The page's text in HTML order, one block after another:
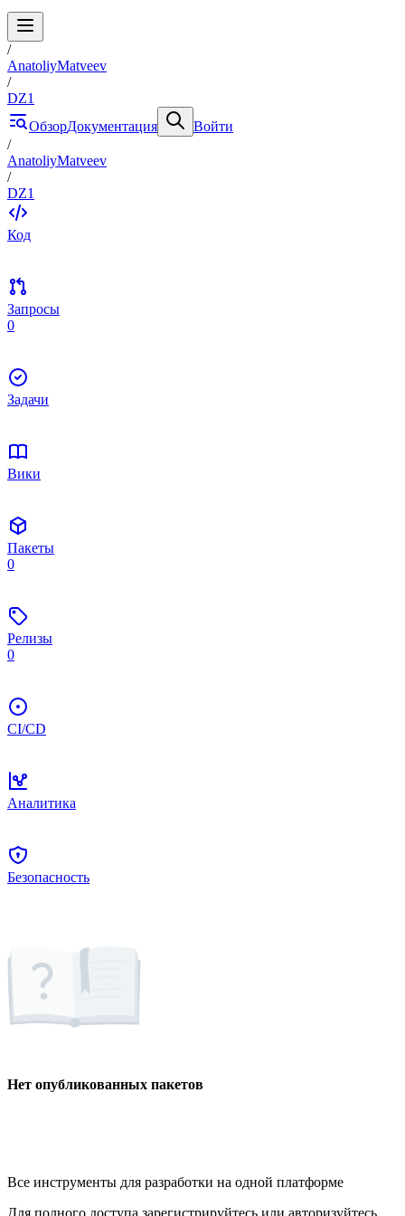
/
AnatoliyMatveev
/
DZ1
ОбзорДокументация
Войти
/
AnatoliyMatveev
/
DZ1
Код
Запросы
0
Задачи
Вики
Пакеты
0
Релизы
0
CI/CD
Аналитика
Безопасность
Нет опубликованных пакетов
Все инструменты для разработки на одной платформе
Для полного доступа зарегистрируйтесь или авторизуйтесь